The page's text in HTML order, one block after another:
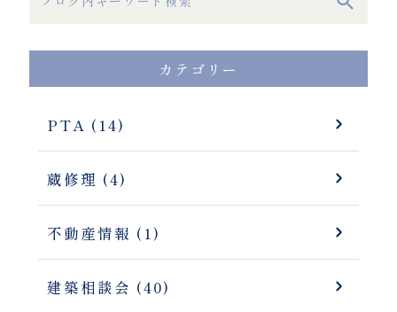
カテゴリー
PTA (14)
蔵修理 (4)
不動産情報 (1)
建築相談会 (40)